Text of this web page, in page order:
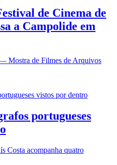
de Cinema de
a Campolide em
Mostra de Filmes de Arquivos
portugueses
Costa acompanha quatro